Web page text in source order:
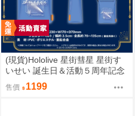
(現貨)Hololive 星街彗星 星街す
いせい 誕生日＆活動５周年記念
COMET透明側背包 單肩背包
售價 1199